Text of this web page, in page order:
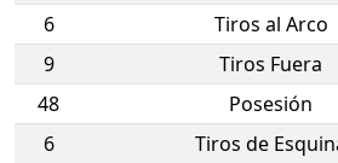
6
Tiros al Arco
9
Tiros Fuera
48
Posesión
6
Tiros de